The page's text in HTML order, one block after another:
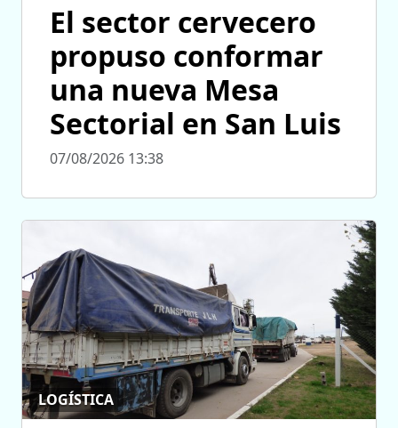
El sector cervecero
propuso conformar
una nueva Mesa
Sectorial en San Luis
07/08/2026 13:38
LOGÍSTICA